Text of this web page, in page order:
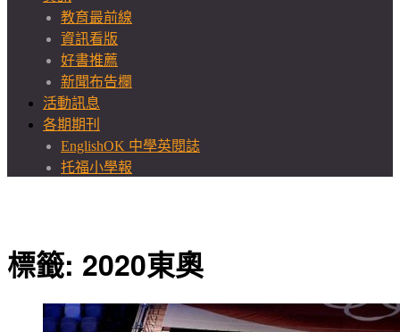
教育最前線
資訊看版
好書推薦
新聞布告欄
活動訊息
各期期刊
EnglishOK 中學英閱誌
托福小學報
標籤: 2020東奧